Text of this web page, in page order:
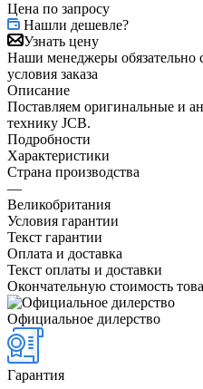
Цена по запросу
Нашли дешевле?
Узнать цену
Наши менеджеры обязательно
условия заказа
Описание
Поставляем оригинальные и
технику JCB.
Подробности
Характеристики
Страна производства
—
Великобритания
Условия гарантии
Текст гарантии
Оплата и доставка
Текст оплаты и доставки
Окончательную стоимость
Официальное дилерство
Гарантия